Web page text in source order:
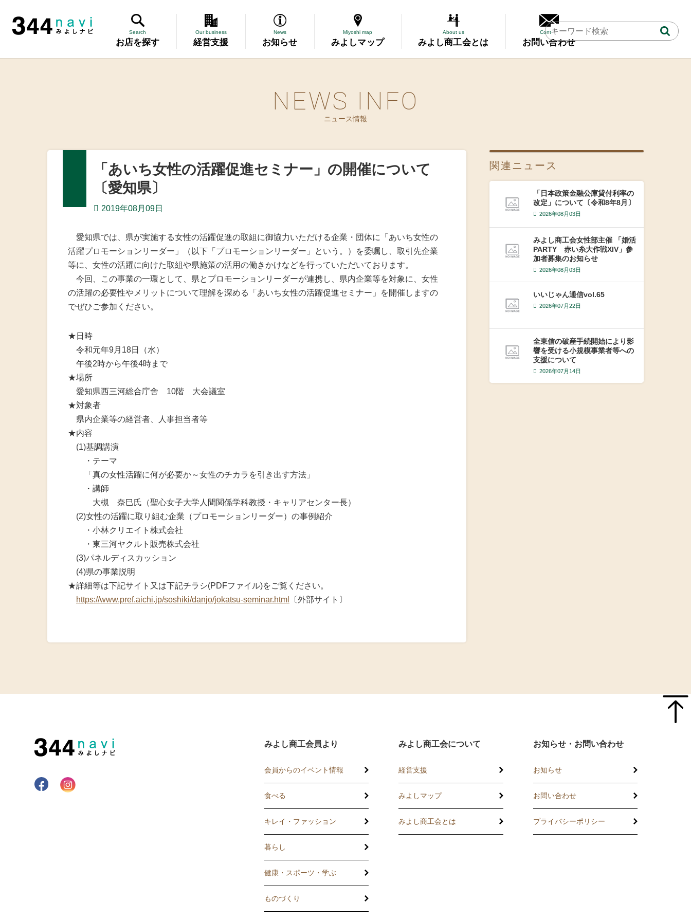
344 Navi
Search
お店を探す
Our business
経営支援
労働保険事務委託
火災共済制度
中小企業共済制度
小規模企業共済制度
News
お知らせ
Miyoshi map
みよしマップ
About us
みよし商工会とは
Contact
お問い合わせ
NEWS INFO
ニュース情報
「あいち女性の活躍促進セミナー」の開催について
〔愛知県〕
2019年08月09日
愛知県では、県が実施する女性の活躍促進の取組に御協力いただける企業・団体に「あいち女性の
活躍プロモーションリーダー」（以下「プロモーションリーダー」という。）を委嘱し、取引先企業
等に、女性の活躍に向けた取組や県施策の活用の働きかけなどを行っていただいております。
今回、この事業の一環として、県とプロモーションリーダーが連携し、県内企業等を対象に、女性
の活躍の必要性やメリットについて理解を深める「あいち女性の活躍促進セミナー」を開催しますの
でぜひご参加ください。
★日時
令和元年9月18日（水）
午後2時から午後4時まで
★場所
愛知県西三河総合庁舎 10階 大会議室
★対象者
県内企業等の経営者、人事担当者等
★内容
(1)基調講演
・テーマ
「真の女性活躍に何が必要か～女性のチカラを引き出す方法」
・講師
大槻 奈巳氏（聖心女子大学人間関係学科教授・キャリアセンター長）
(2)女性の活躍に取り組む企業（プロモーションリーダー）の事例紹介
・小林クリエイト株式会社
・東三河ヤクルト販売株式会社
(3)パネルディスカッション
(4)県の事業説明
★詳細等は下記サイト又は下記チラシ(PDFファイル)をご覧ください。
https://www.pref.aichi.jp/soshiki/danjo/jokatsu-seminar.html
〔外部サイト〕
関連ニュース
「日本政策金融公庫貸付利率の
改定」について〔令和8年8月〕
2026年08月03日
みよし商工会女性部主催 「婚活
PARTY 赤い糸大作戦XIV」参
加者募集のお知らせ
2026年08月03日
いいじゃん通信vol.65
2026年07月22日
全東信の破産手続開始により影
響を受ける小規模事業者等への
支援について
2026年07月14日
みよし商工会員より
会員からのイベント情報
食べる
キレイ・ファッション
暮らし
健康・スポーツ・学ぶ
ものづくり
みよし商工会について
経営支援
講習会
記帳相談指導
みよしマップ
みよし商工会とは
お知らせ・お問い合わせ
お知らせ
お問い合わせ
プライバシーポリシー